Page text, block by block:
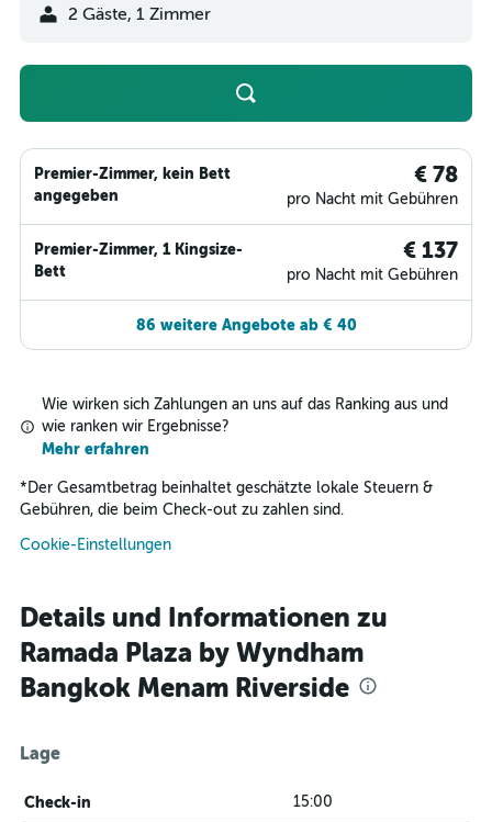
2 Gäste, 1 Zimmer
Premier-Zimmer, kein Bett
angegeben
€ 78
pro Nacht mit Gebühren
Premier-Zimmer, 1 Kingsize-
Bett
€ 137
pro Nacht mit Gebühren
86 weitere Angebote ab € 40
Wie wirken sich Zahlungen an uns auf das Ranking aus und
wie ranken wir Ergebnisse?
Mehr erfahren
* Der Gesamtbetrag beinhaltet geschätzte lokale Steuern &
Gebühren, die beim Check-out zu zahlen sind.
Cookie-Einstellungen
Details und Informationen zu
Ramada Plaza by Wyndham
Bangkok Menam Riverside
Lage
Check-in 15:00